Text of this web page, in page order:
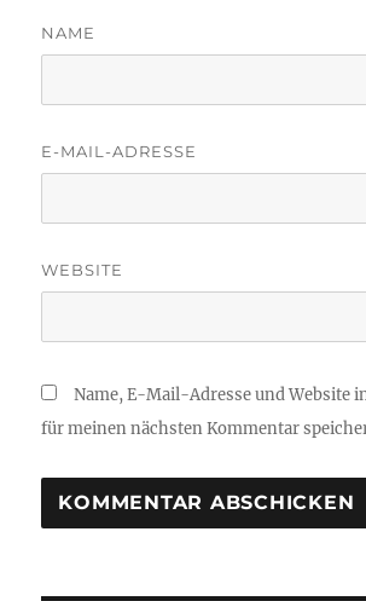
NAME
E-MAIL-ADRESSE
WEBSITE
Name, E-Mail-Adresse und Website
für meinen nächsten Kommentar